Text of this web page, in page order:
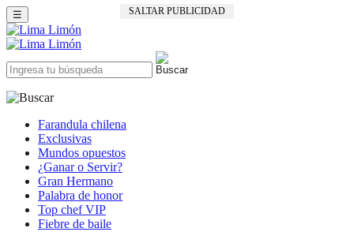
SALTAR PUBLICIDAD
☰
Farandula chilena
Exclusivas
Mundos opuestos
¿Ganar o Servir?
Gran Hermano
Palabra de honor
Top chef VIP
Fiebre de baile